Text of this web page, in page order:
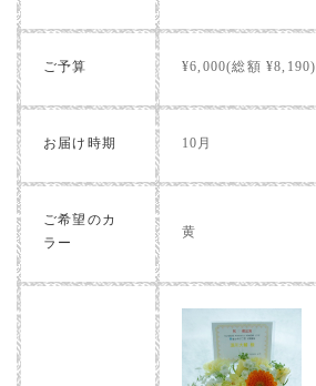
ご予算 ¥6,000(総額 ¥8,190)
お届け時期 10月
ご希望のカ
ラー
黄